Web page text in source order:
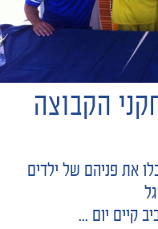
הקבוצה
את פניהם של ילדים
קיים יום ...